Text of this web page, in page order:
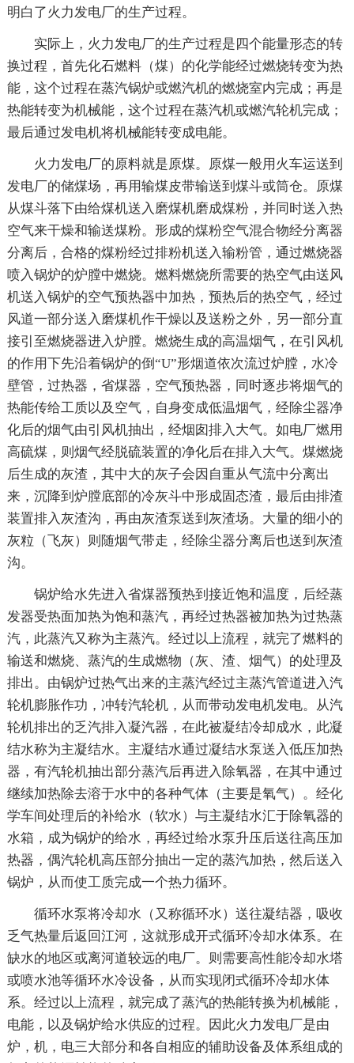
明白了火力发电厂的生产过程。
实际上，火力发电厂的生产过程是四个能量形态的转
换过程，首先化石燃料（煤）的化学能经过燃烧转变为热
能，这个过程在蒸汽锅炉或燃汽机的燃烧室内完成；再是
热能转变为机械能，这个过程在蒸汽机或燃汽轮机完成；
最后通过发电机将机械能转变成电能。
火力发电厂的原料就是原煤。原煤一般用火车运送到
发电厂的储煤场，再用输煤皮带输送到煤斗或筒仓。原煤
从煤斗落下由给煤机送入磨煤机磨成煤粉，并同时送入热
空气来干燥和输送煤粉。形成的煤粉空气混合物经分离器
分离后，合格的煤粉经过排粉机送入输粉管，通过燃烧器
喷入锅炉的炉膛中燃烧。燃料燃烧所需要的热空气由送风
机送入锅炉的空气预热器中加热，预热后的热空气，经过
风道一部分送入磨煤机作干燥以及送粉之外，另一部分直
接引至燃烧器进入炉膛。燃烧生成的高温烟气，在引风机
的作用下先沿着锅炉的倒“U”形烟道依次流过炉膛，水冷
壁管，过热器，省煤器，空气预热器，同时逐步将烟气的
热能传给工质以及空气，自身变成低温烟气，经除尘器净
化后的烟气由引风机抽出，经烟囱排入大气。如电厂燃用
高硫煤，则烟气经脱硫装置的净化后在排入大气。煤燃烧
后生成的灰渣，其中大的灰子会因自重从气流中分离出
来，沉降到炉膛底部的冷灰斗中形成固态渣，最后由排渣
装置排入灰渣沟，再由灰渣泵送到灰渣场。大量的细小的
灰粒（飞灰）则随烟气带走，经除尘器分离后也送到灰渣
沟。
锅炉给水先进入省煤器预热到接近饱和温度，后经蒸
发器受热面加热为饱和蒸汽，再经过热器被加热为过热蒸
汽，此蒸汽又称为主蒸汽。经过以上流程，就完了燃料的
输送和燃烧、蒸汽的生成燃物（灰、渣、烟气）的处理及
排出。由锅炉过热气出来的主蒸汽经过主蒸汽管道进入汽
轮机膨胀作功，冲转汽轮机，从而带动发电机发电。从汽
轮机排出的乏汽排入凝汽器，在此被凝结冷却成水，此凝
结水称为主凝结水。主凝结水通过凝结水泵送入低压加热
器，有汽轮机抽出部分蒸汽后再进入除氧器，在其中通过
继续加热除去溶于水中的各种气体（主要是氧气）。经化
学车间处理后的补给水（软水）与主凝结水汇于除氧器的
水箱，成为锅炉的给水，再经过给水泵升压后送往高压加
热器，偶汽轮机高压部分抽出一定的蒸汽加热，然后送入
锅炉，从而使工质完成一个热力循环。
循环水泵将冷却水（又称循环水）送往凝结器，吸收
乏气热量后返回江河，这就形成开式循环冷却水体系。在
缺水的地区或离河道较远的电厂。则需要高性能冷却水塔
或喷水池等循环水冷设备，从而实现闭式循环冷却水体
系。经过以上流程，就完成了蒸汽的热能转换为机械能，
电能，以及锅炉给水供应的过程。因此火力发电厂是由
炉，机，电三大部分和各自相应的辅助设备及体系组成的